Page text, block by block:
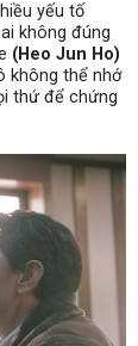
yếu tố
không đúng
(Heo Jun Ho)
không thể nhớ
thứ để chứng